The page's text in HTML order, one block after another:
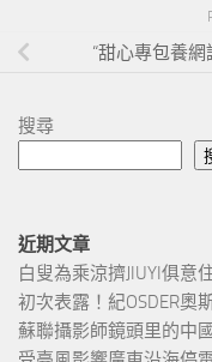
“甜心專包養
搜尋
近期文章
白叟為乘涼擠JIUYI俱意
初次表露！紀OSDER
蘇聯攝影師鏡頭里的中